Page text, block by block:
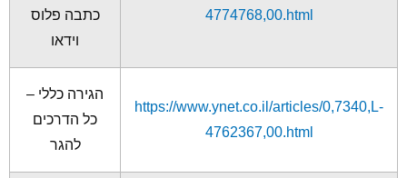
כתבה פלוס
וידאו
4774768,00.html
הגירה כללי –
כל הדרכים
להגר
https://www.ynet.co.il/articles/0,7340,L-
4762367,00.html